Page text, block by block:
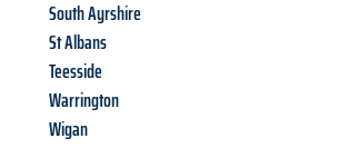
South Ayrshire
St Albans
Teesside
Warrington
Wigan